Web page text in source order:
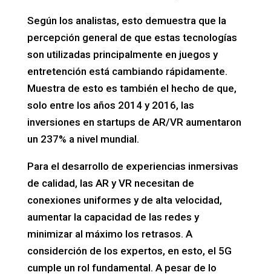
Según los analistas, esto demuestra que la
percepción general de que estas tecnologías
son utilizadas principalmente en juegos y
entretención está cambiando rápidamente.
Muestra de esto es también el hecho de que,
solo entre los años 2014 y 2016, las
inversiones en startups de AR/VR aumentaron
un 237% a nivel mundial.
Para el desarrollo de experiencias inmersivas
de calidad, las AR y VR necesitan de
conexiones uniformes y de alta velocidad,
aumentar la capacidad de las redes y
minimizar al máximo los retrasos. A
considerción de los expertos, en esto, el 5G
cumple un rol fundamental. A pesar de lo